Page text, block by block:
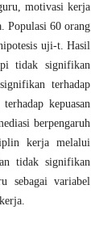
motivasi kerja
Populasi 60 orang
uji-t. Hasil
tidak signifikan
terhadap
kepuasan
berpengaruh
kerja melalui
tidak signifikan
sebagai variabel